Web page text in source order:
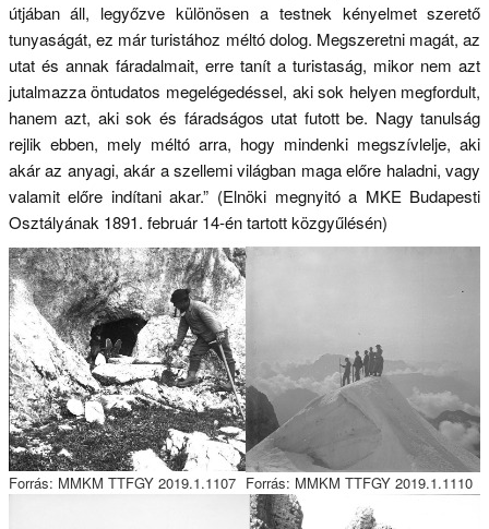
útjában áll, legyőzve különösen a testnek kényelmet szerető
tunyaságát, ez már turistához méltó dolog. Megszeretni magát, az
utat és annak fáradalmait, erre tanít a turistaság, mikor nem azt
jutalmazza öntudatos megelégedéssel, aki sok helyen megfordult,
hanem azt, aki sok és fáradságos utat futott be. Nagy tanulság
rejlik ebben, mely méltó arra, hogy mindenki megszívlelje, aki
akár az anyagi, akár a szellemi világban maga előre haladni, vagy
valamit előre indítani akar.” (Elnöki megnyitó a MKE Budapesti
Osztályának 1891. február 14-én tartott közgyűlésén)
Forrás: MMKM TTFGY 2019.1.1107 Forrás: MMKM TTFGY 2019.1.1110